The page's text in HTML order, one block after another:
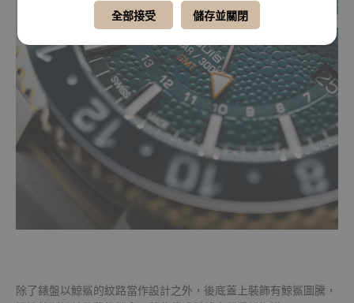
除了錶盤以鯨鯊的紋路當作設計之外，後底蓋上裝飾有鯨鯊圖騰，
全部接受 儲存並關閉